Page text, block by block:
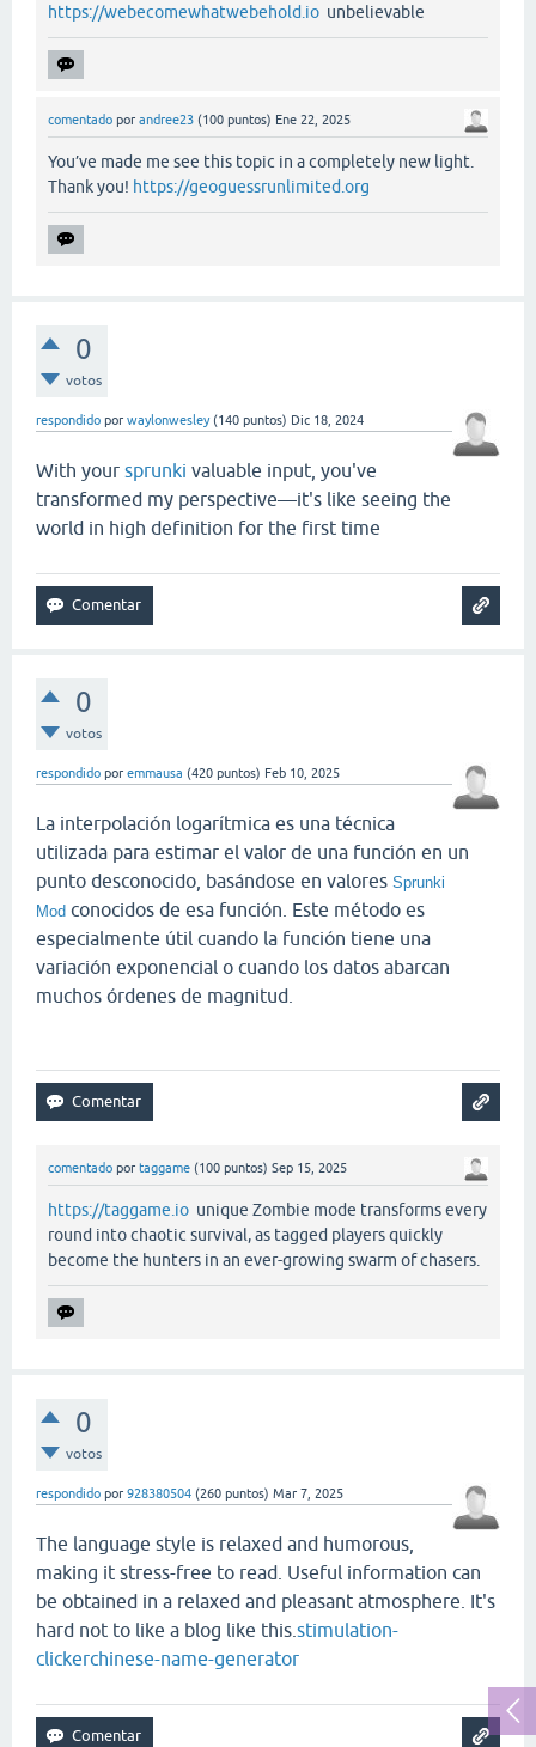
https://webecomewhatwebehold.io unbelievable
comentado por andree23 (100 puntos) Ene 22, 2025
You’ve made me see this topic in a completely new light.
Thank you! https://geoguessrunlimited.org
0
votos
respondido por waylonwesley (140 puntos) Dic 18, 2024
With your sprunki valuable input, you've
transformed my perspective—it's like seeing the
world in high definition for the first time
0
votos
respondido por emmausa (420 puntos) Feb 10, 2025
La interpolación logarítmica es una técnica
utilizada para estimar el valor de una función en un
punto desconocido, basándose en valores Sprunki
Mod conocidos de esa función. Este método es
especialmente útil cuando la función tiene una
variación exponencial o cuando los datos abarcan
muchos órdenes de magnitud.
comentado por taggame (100 puntos) Sep 15, 2025
https://taggame.io unique Zombie mode transforms every
round into chaotic survival, as tagged players quickly
become the hunters in an ever-growing swarm of chasers.
0
votos
respondido por 928380504 (260 puntos) Mar 7, 2025
The language style is relaxed and humorous,
making it stress-free to read. Useful information can
be obtained in a relaxed and pleasant atmosphere. It's
hard not to like a blog like this. stimulation-
clickerchinese-name-generator